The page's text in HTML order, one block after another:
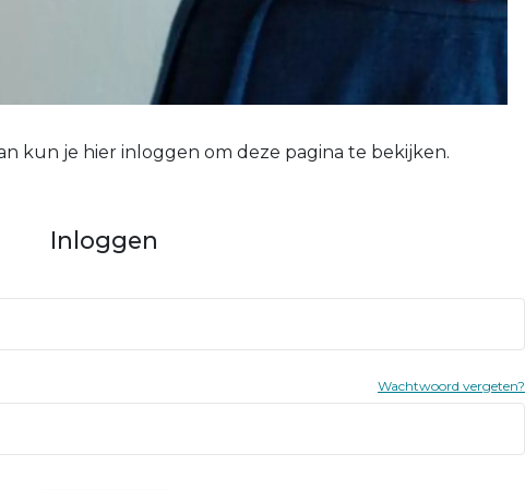
kun je hier inloggen om deze pagina te bekijken.
Inloggen
Wachtwoord vergeten?